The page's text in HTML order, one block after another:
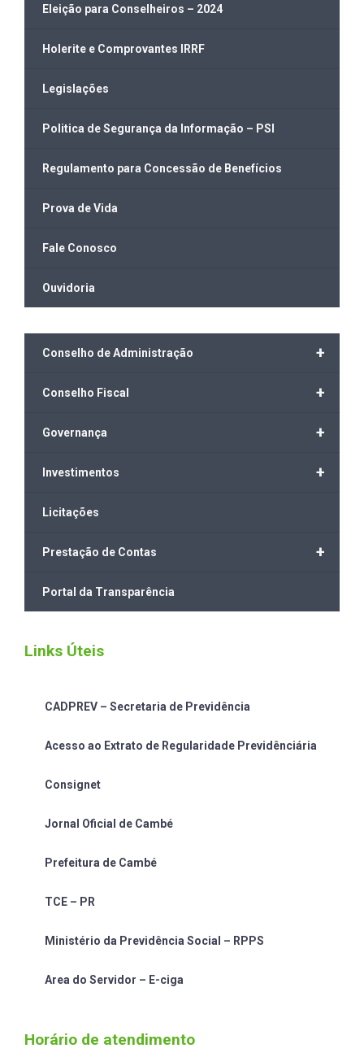
Eleição para Conselheiros – 2024
Holerite e Comprovantes IRRF
Legislações
Politica de Segurança da Informação – PSI
Regulamento para Concessão de Benefícios
Prova de Vida
Fale Conosco
Ouvidoria
+
Conselho de Administração
+
Conselho Fiscal
+
Governança
+
Investimentos
Licitações
+
Prestação de Contas
Portal da Transparência
Links Úteis
CADPREV – Secretaria de Previdência
Acesso ao Extrato de Regularidade Previdênciária
Consignet
Jornal Oficial de Cambé
Prefeitura de Cambé
TCE – PR
Ministério da Previdência Social – RPPS
Area do Servidor – E-ciga
Horário de atendimento